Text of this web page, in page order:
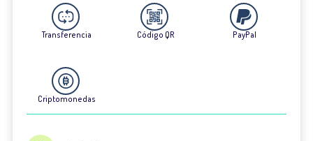
Transferencia Código QR PayPal
Criptomonedas